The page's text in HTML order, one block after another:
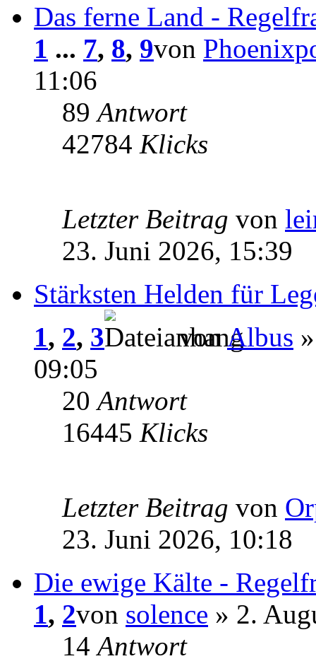
Das ferne Land -
1 ... 7, 8, 9von
11:06
89Antwort
42784 Klicks
Letzter Beitrag von
23. Juni 2026, 15:39
Stärksten Helden für
1, 2, 3 vonAlbus
09:05
20Antwort
16445 Klicks
Letzter Beitrag von
23. Juni 2026, 10:18
Die ewige Kälte -
1, 2von solence » 2.
14Antwort